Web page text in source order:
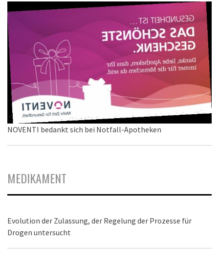
NOVENTI bedankt sich bei Notfall-Apotheken
MEDIKAMENT
Evolution der Zulassung, der Regelung der Prozesse für
Drogen untersucht